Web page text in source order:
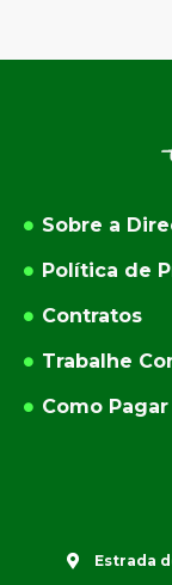
Sobre a
Política de
Contratos
Trabalhe
Como
Estrada